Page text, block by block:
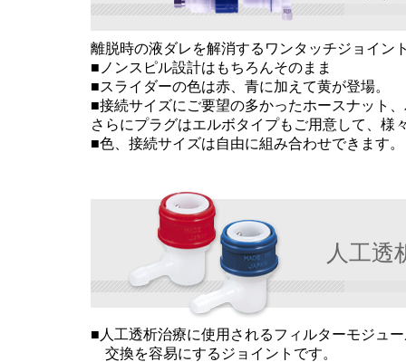
離脱時の液ダレを解消するワンタッチジョイン
■ノンスピル設計はもちろんそのまま
■スライダーの色は赤、青に加えて黄が登場。
■接続サイズにご要望の多かったホースナット
さらにプラグはエルボタイプもご用意して、様
■色、接続サイズは自由に組み合わせできます。
人工
■人工透析治療に使用されるフィルターモジュ
交換を容易にするジョイントです。